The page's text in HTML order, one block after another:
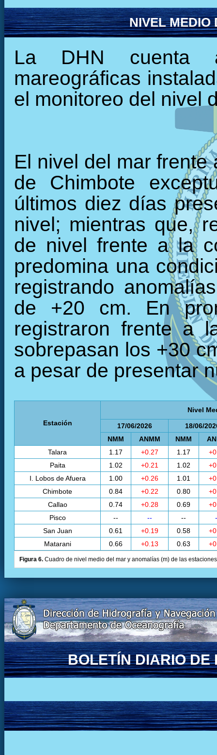
NIVEL MEDIO
La DHN cuenta
mareográficas
el monitoreo del nivel
El nivel del mar
de Chimbote
últimos diez días
nivel; mientras que,
de nivel frente a la
predomina una
registrando
de +20 cm. En
registraron frente a
sobrepasan los +30
a pesar de presentar
Estación
Nivel
17/06/2026
18/06/
NMM
ANMM NMM
Talara
1.17 +0.27 1.17
Paita
1.02 +0.21 1.02
I. Lobos de Afuera
1.00 +0.26 1.01
Chimbote
0.84 +0.22 0.80
Callao
0.74 +0.28 0.69
Pisco
-- -- --
San Juan
0.61 +0.19 0.58
Matarani
0.66 +0.13 0.63
Figura 6. Cuadro de nivel medio del mar y anomalías (m) de las
BOLETÍN DIARIO DE